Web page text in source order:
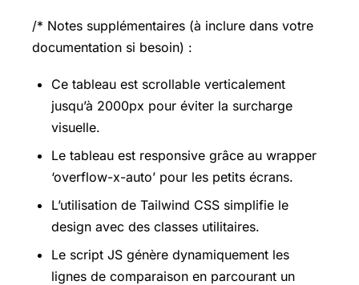
/* Notes supplémentaires (à inclure dans votre
documentation si besoin) :
Ce tableau est scrollable verticalement
jusqu’à 2000px pour éviter la surcharge
visuelle.
Le tableau est responsive grâce au wrapper
‘overflow-x-auto’ pour les petits écrans.
L’utilisation de Tailwind CSS simplifie le
design avec des classes utilitaires.
Le script JS génère dynamiquement les
lignes de comparaison en parcourant un